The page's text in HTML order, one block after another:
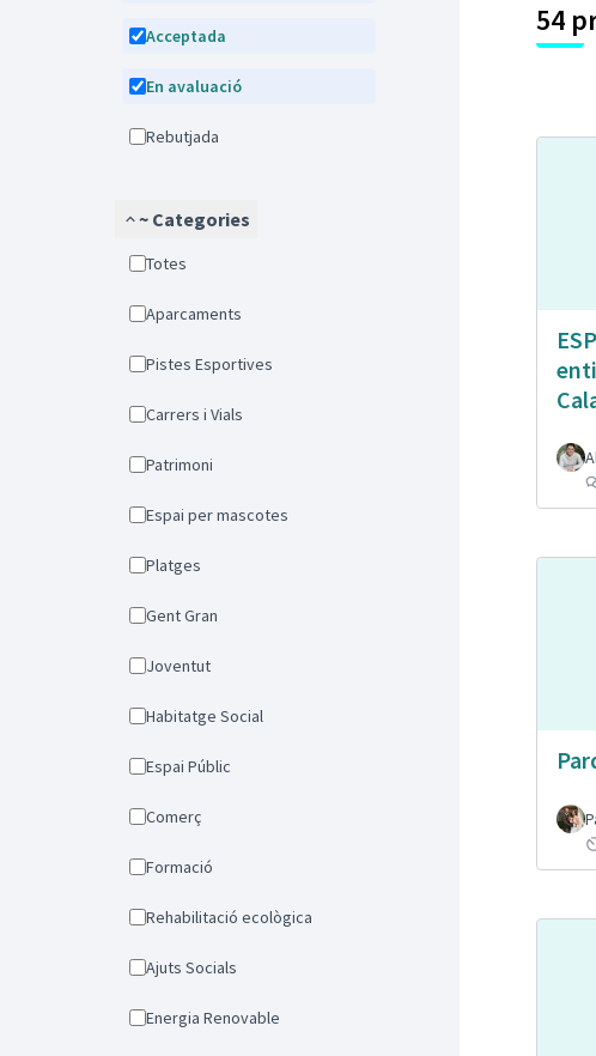
Acceptada
En avaluació
Rebutjada
~ Categories
Totes
Aparcaments
Pistes Esportives
Carrers i Vials
Patrimoni
Espai per mascotes
Platges
Gent Gran
Joventut
Habitatge Social
Espai Públic
Comerç
Formació
Rehabilitació ecològica
Ajuts Socials
Energia Renovable
54